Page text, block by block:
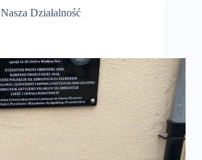
Nasza Działalność